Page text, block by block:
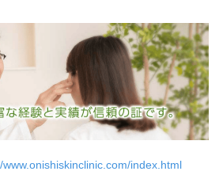
www.onishiskinclinic.com/index.html